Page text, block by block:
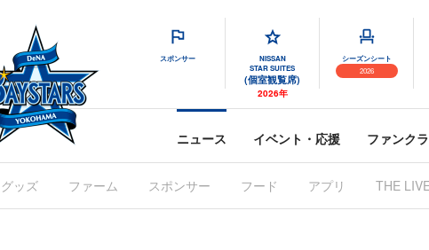
スポンサー
NISSAN
STAR SUITES
(個室観覧席)
2026年
シーズンシート
2026
ニュース イベント・応援 ファンク
グッズ ファーム スポンサー フード アプリ THE